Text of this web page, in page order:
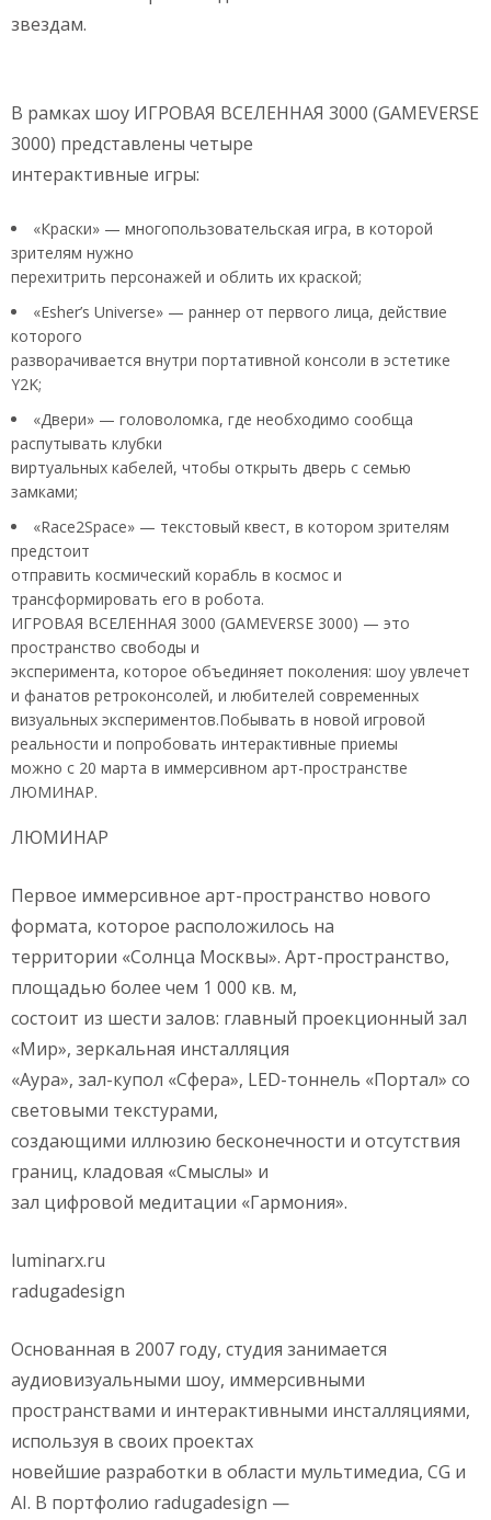
звездам.
В рамках шоу ИГРОВАЯ ВСЕЛЕННАЯ 3000 (GAMEVERSE
3000) представлены четыре
интерактивные игры:
«Краски» — многопользовательская игра, в которой
зрителям нужно
перехитрить персонажей и облить их краской;
«Esher’s Universe» — раннер от первого лица, действие
которого
разворачивается внутри портативной консоли в эстетике
Y2K;
«Двери» — головоломка, где необходимо сообща
распутывать клубки
виртуальных кабелей, чтобы открыть дверь с семью
замками;
«Race2Space» — текстовый квест, в котором зрителям
предстоит
отправить космический корабль в космос и
трансформировать его в робота.
ИГРОВАЯ ВСЕЛЕННАЯ 3000 (GAMEVERSE 3000) — это
пространство свободы и
эксперимента, которое объединяет поколения: шоу увлечет
и фанатов ретроконсолей, и любителей современных
визуальных экспериментов.Побывать в новой игровой
реальности и попробовать интерактивные приемы
можно с 20 марта в иммерсивном арт-пространстве
ЛЮМИНАР.
ЛЮМИНАР
Первое иммерсивное арт-пространство нового
формата, которое расположилось на
территории «Солнца Москвы». Арт-пространство,
площадью более чем 1 000 кв. м,
состоит из шести залов: главный проекционный зал
«Мир», зеркальная инсталляция
«Аура», зал-купол «Сфера», LED-тоннель «Портал» со
световыми текстурами,
создающими иллюзию бесконечности и отсутствия
границ, кладовая «Смыслы» и
зал цифровой медитации «Гармония».
luminarx.ru
radugadesign
Основанная в 2007 году, студия занимается
аудиовизуальными шоу, иммерсивными
пространствами и интерактивными инсталляциями,
используя в своих проектах
новейшие разработки в области мультимедиа, CG и
AI. В портфолио radugadesign —